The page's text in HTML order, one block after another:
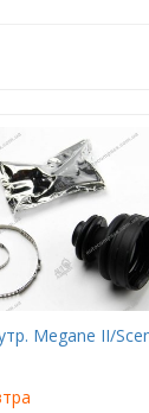
Megane II/